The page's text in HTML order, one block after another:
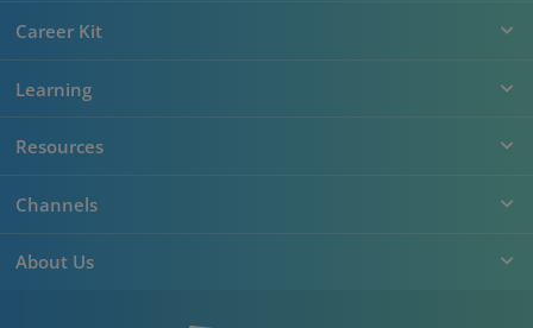
Career Kit
Learning
Resources
Channels
About Us